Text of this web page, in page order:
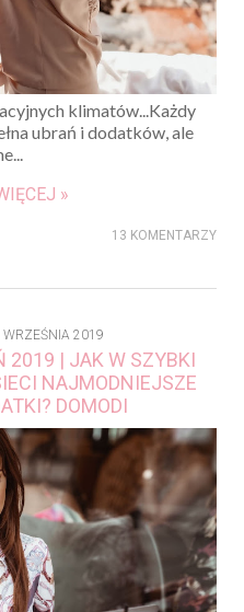
klimatów...Każdy
ubrań i dodatków, ale
»
13 KOMENTARZY
WRZEŚNIA 2019
2019 | JAK W SZYBKI
NAJMODNIEJSZE
DOMODI